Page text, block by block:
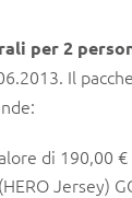
per 2
Il
di 190,00 €
Jersey)